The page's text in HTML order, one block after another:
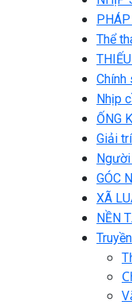
Thể
Chính
Nhịp
ỐNG
Giải trí
GÓC
XÃ
NỀN